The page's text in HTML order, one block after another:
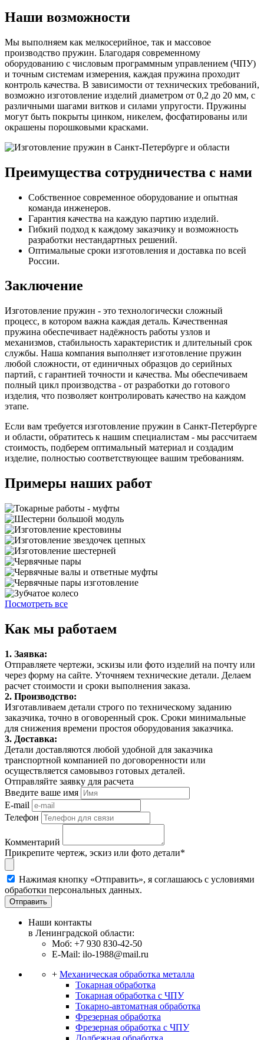
Наши возможности
Мы выполняем как мелкосерийное, так и массовое
производство пружин. Благодаря современному
оборудованию с числовым программным управлением (ЧПУ)
и точным системам измерения, каждая пружина проходит
контроль качества. В зависимости от технических требований,
возможно изготовление изделий диаметром от 0,2 до 20 мм, с
различными шагами витков и силами упругости. Пружины
могут быть покрыты цинком, никелем, фосфатированы или
окрашены порошковыми красками.
Преимущества сотрудничества с нами
Собственное современное оборудование и опытная
команда инженеров.
Гарантия качества на каждую партию изделий.
Гибкий подход к каждому заказчику и возможность
разработки нестандартных решений.
Оптимальные сроки изготовления и доставка по всей
России.
Заключение
Изготовление пружин - это технологически сложный
процесс, в котором важна каждая деталь. Качественная
пружина обеспечивает надёжность работы узлов и
механизмов, стабильность характеристик и длительный срок
службы. Наша компания выполняет изготовление пружин
любой сложности, от единичных образцов до серийных
партий, с гарантией точности и качества. Мы обеспечиваем
полный цикл производства - от разработки до готового
изделия, что позволяет контролировать качество на каждом
этапе.
Если вам требуется изготовление пружин в Санкт-Петербурге
и области, обратитесь к нашим специалистам - мы рассчитаем
стоимость, подберем оптимальный материал и создадим
изделие, полностью соответствующее вашим требованиям.
Примеры наших работ
Посмотреть все
Как мы работаем
1. Заявка:
Отправляете чертежи, эскизы или фото изделий на почту или
через форму на сайте. Уточняем технические детали. Делаем
расчет стоимости и сроки выполнения заказа.
2. Производство:
Изготавливаем детали строго по техническому заданию
заказчика, точно в оговоренный срок. Сроки минимальные
для снижения времени простоя оборудования заказчика.
3. Доставка:
Детали доставляются любой удобной для заказчика
транспортной компанией по договоренности или
осуществляется самовывоз готовых деталей.
Отправляйте заявку для расчета
Введите ваше имя
E-mail
Телефон
Комментарий
Прикрепите чертеж, эскиз или фото детали*
Нажимая кнопку «Отправить», я соглашаюсь с условиями
обработки персональных данных.
Отправить
Наши контакты
в Ленинградской области:
Моб: +7 930 830-42-50
E-Mail: ilo-1988@mail.ru
+ Механическая обработка металла
Токарная обработка
Токарная обработка с ЧПУ
Токарно-автоматная обработка
Фрезерная обработка
Фрезерная обработка c ЧПУ
Долбежная обработка